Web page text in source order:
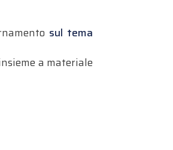
sul tema
a materiale